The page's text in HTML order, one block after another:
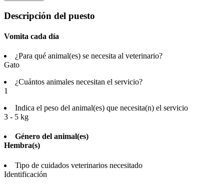
Descripción del puesto
Vomita cada día
¿Para qué animal(es) se necesita al veterinario?
Gato
¿Cuántos animales necesitan el servicio?
1
Indica el peso del animal(es) que necesita(n) el servicio
3 - 5 kg
Género del animal(es)
Hembra(s)
Tipo de cuidados veterinarios necesitado
Identificación